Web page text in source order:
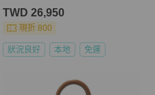
TWD 26,950
現折 800
狀況良好 本地 免運